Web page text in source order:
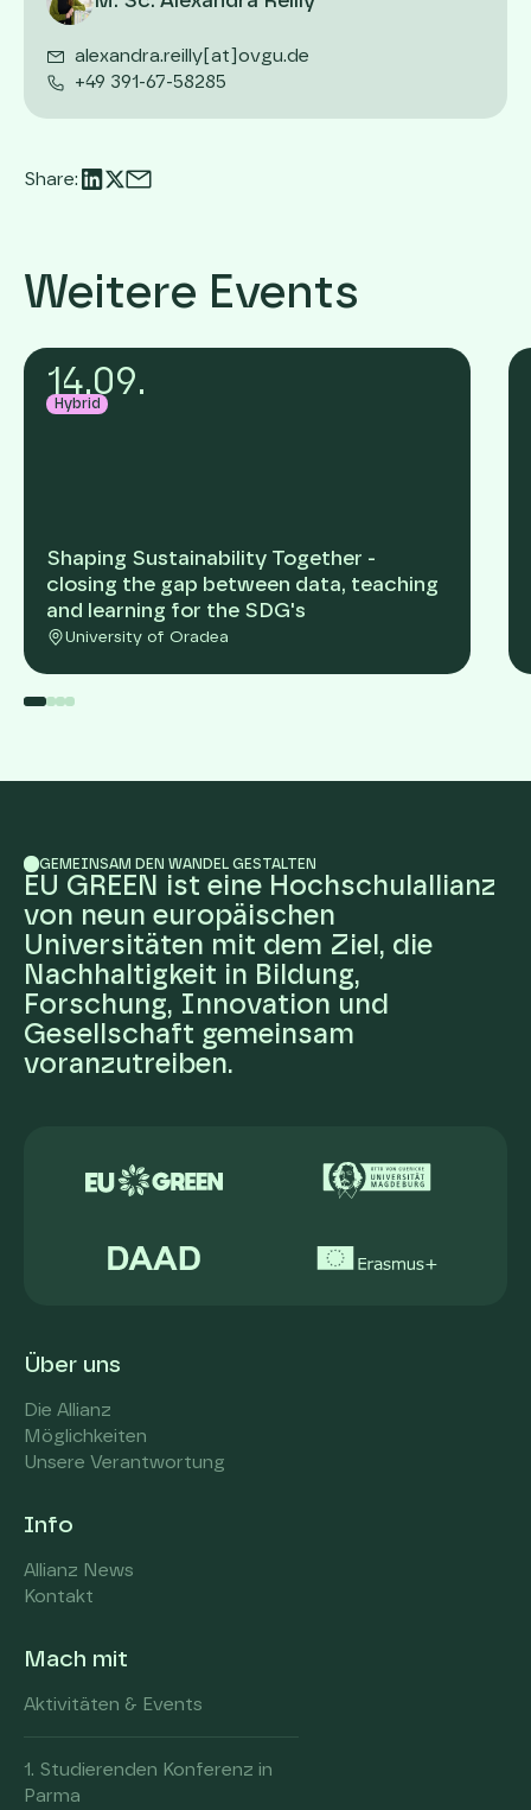
alexandra.reilly[at]ovgu.de
+49 391-67-58285
Share:
Weitere Events
Hybrid
14.09.
Shaping Sustainability Together -
closing the gap between data, teaching
and learning for the SDG's
University of Oradea
GEMEINSAM DEN WANDEL GESTALTEN
EU GREEN ist eine Hochschulallianz
von neun europäischen
Universitäten mit dem Ziel, die
Nachhaltigkeit in Bildung,
Forschung, Innovation und
Gesellschaft gemeinsam
voranzutreiben.
Über uns
Die Allianz
Möglichkeiten
Unsere Verantwortung
Info
Allianz News
Kontakt
Mach mit
Aktivitäten & Events
1. Studierenden Konferenz in
Parma